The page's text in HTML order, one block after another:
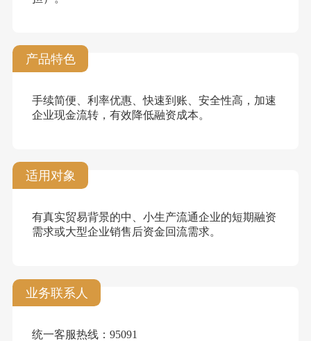
产品特色
手续简便、利率优惠、快速到账、安全性高，加速
企业现金流转，有效降低融资成本。
适用对象
有真实贸易背景的中、小生产流通企业的短期融资
需求或大型企业销售后资金回流需求。
业务联系人
统一客服热线： 95091